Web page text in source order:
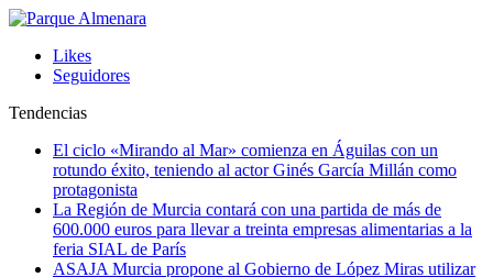
Likes
Seguidores
Tendencias
El ciclo «Mirando al Mar» comienza en Águilas con un
rotundo éxito, teniendo al actor Ginés García Millán como
protagonista
La Región de Murcia contará con una partida de más de
600.000 euros para llevar a treinta empresas alimentarias a la
feria SIAL de París
ASAJA Murcia propone al Gobierno de López Miras utilizar